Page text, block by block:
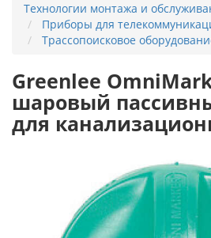
Технологии монтажа и
Приборы для
Трассопоисковое
Greenlee
шаровый
для